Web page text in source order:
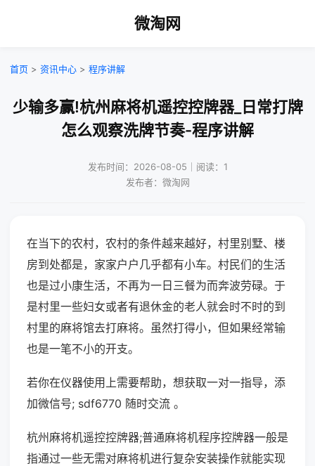
微淘网
首页 > 资讯中心 > 程序讲解
少输多赢!杭州麻将机遥控控牌器_日常打牌
怎么观察洗牌节奏-程序讲解
发布时间：2026-08-05｜阅读：1
发布者：微淘网
在当下的农村，农村的条件越来越好，村里别墅、楼
房到处都是，家家户户几乎都有小车。村民们的生活
也是过小康生活，不再为一日三餐为而奔波劳碌。于
是村里一些妇女或者有退休金的老人就会时不时的到
村里的麻将馆去打麻将。虽然打得小，但如果经常输
也是一笔不小的开支。
若你在仪器使用上需要帮助，想获取一对一指导，添
加微信号; sdf6770 随时交流 。
杭州麻将机遥控控牌器;普通麻将机程序控牌器一般是
指通过一些无需对麻将机进行复杂安装操作就能实现